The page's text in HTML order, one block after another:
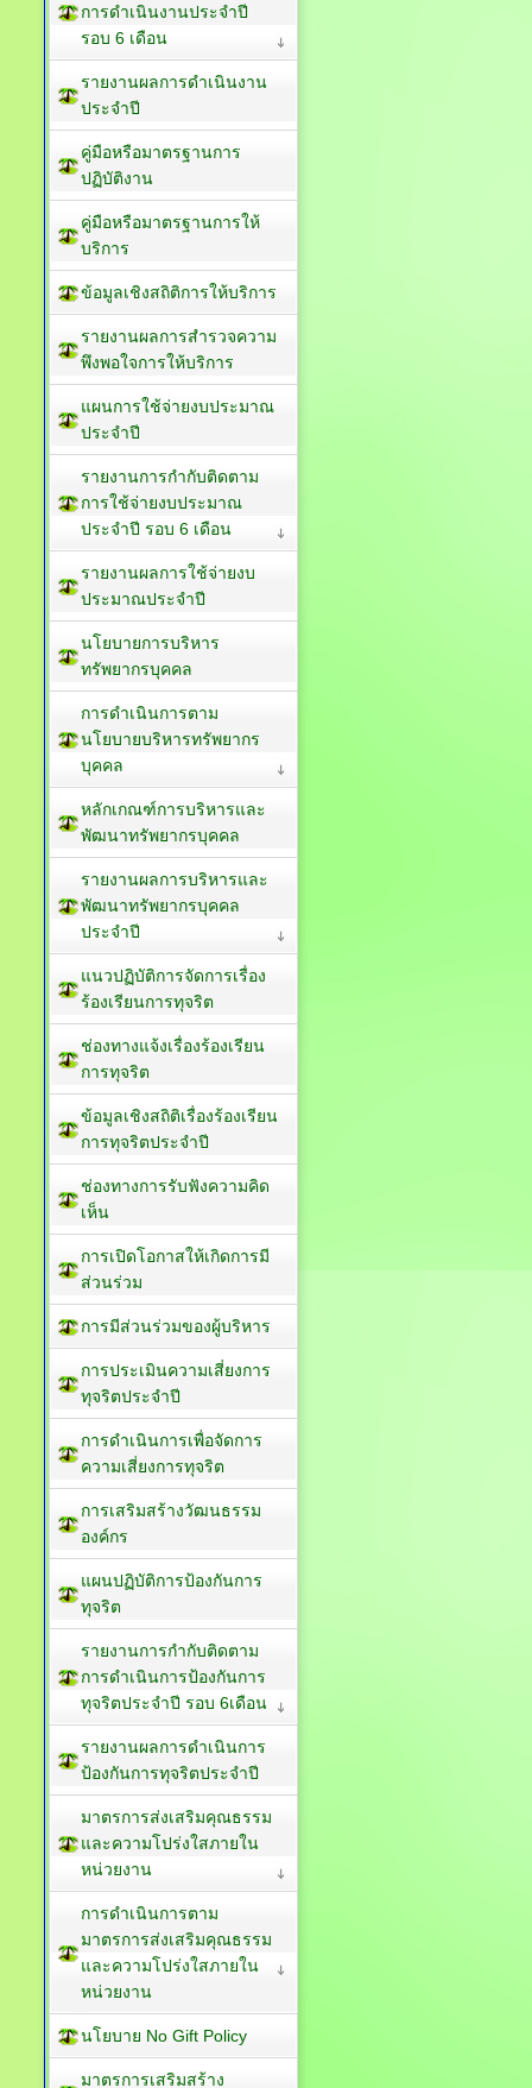
การดำเนินงานประจำปี
รอบ 6 เดือน
รายงานผลการดำเนินงาน
ประจำปี
คู่มือหรือมาตรฐานการ
ปฏิบัติงาน
คู่มือหรือมาตรฐานการให้
บริการ
ข้อมูลเชิงสถิติการให้บริการ
รายงานผลการสำรวจความ
พึงพอใจการให้บริการ
แผนการใช้จ่ายงบประมาณ
ประจำปี
รายงานการกำกับติดตาม
การใช้จ่ายงบประมาณ
ประจำปี รอบ 6 เดือน
รายงานผลการใช้จ่ายงบ
ประมาณประจำปี
นโยบายการบริหาร
ทรัพยากรบุคคล
การดำเนินการตาม
นโยบายบริหารทรัพยากร
บุคคล
หลักเกณฑ์การบริหารและ
พัฒนาทรัพยากรบุคคล
รายงานผลการบริหารและ
พัฒนาทรัพยากรบุคคล
ประจำปี
แนวปฏิบัติการจัดการเรื่อง
ร้องเรียนการทุจริต
ช่องทางแจ้งเรื่องร้องเรียน
การทุจริต
ข้อมูลเชิงสถิติเรื่องร้องเรียน
การทุจริตประจำปี
ช่องทางการรับฟังความคิด
เห็น
การเปิดโอกาสให้เกิดการมี
ส่วนร่วม
การมีส่วนร่วมของผู้บริหาร
การประเมินความเสี่ยงการ
ทุจริตประจำปี
การดำเนินการเพื่อจัดการ
ความเสี่ยงการทุจริต
การเสริมสร้างวัฒนธรรม
องค์กร
แผนปฏิบัติการป้องกันการ
ทุจริต
รายงานการกำกับติดตาม
การดำเนินการป้องกันการ
ทุจริตประจำปี รอบ 6เดือน
รายงานผลการดำเนินการ
ป้องกันการทุจริตประจำปี
มาตรการส่งเสริมคุณธรรม
และความโปร่งใสภายใน
หน่วยงาน
การดำเนินการตาม
มาตรการส่งเสริมคุณธรรม
และความโปร่งใสภายใน
หน่วยงาน
นโยบาย No Gift Policy
มาตรการเสริมสร้าง